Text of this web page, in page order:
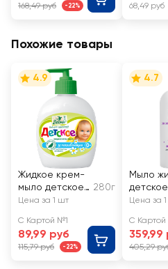
168,49 руб -22% 68,49 руб
Похожие товары
4.9
Жидкое крем-
мыло детское
ВЕСНА с
ромашки
280г
Цена за 1 шт
С Картой №1
89,99 руб
115,79 руб -22%
4.7
Мыло
детское
0+
Цена за
С Картой
359,99
405,29